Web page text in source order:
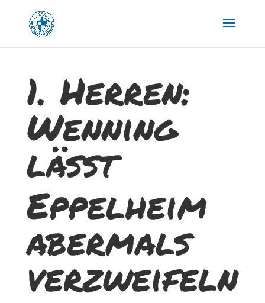
1. Herren:
Wenning
lässt
Eppelheim
abermals
verzweifeln